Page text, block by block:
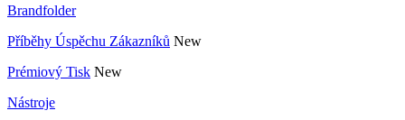
Brandfolder
Příběhy Úspěchu Zákazníků New
Prémiový Tisk New
Nástroje